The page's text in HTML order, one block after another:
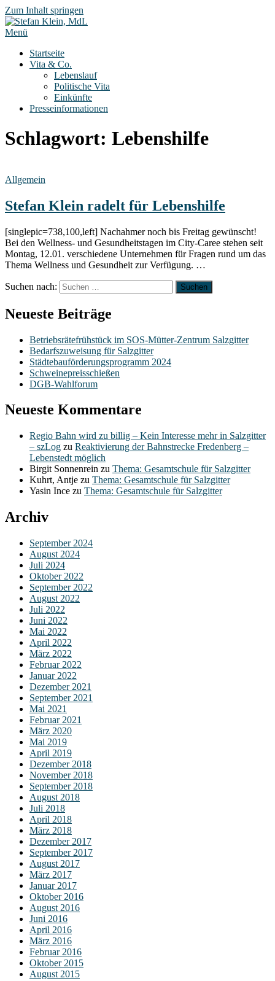
Zum Inhalt springen
Menü
Startseite
Vita & Co.
Lebenslauf
Politische Vita
Einkünfte
Presseinformationen
Schlagwort: Lebenshilfe
Allgemein
Stefan Klein radelt für Lebenshilfe
[singlepic=738,100,left] Nachahmer noch bis Freitag gewünscht!
Bei den Wellness- und Gesundheitstagen im City-Caree stehen seit
Montag, 12.01. verschiedene Unternehmen für Fragen rund um das
Thema Wellness und Gesundheit zur Verfügung. …
Suchen nach:
Neueste Beiträge
Betriebsrätefrühstück im SOS-Mütter-Zentrum Salzgitter
Bedarfszuweisung für Salzgitter
Städtebauförderungsprogramm 2024
Schweinepreisschießen
DGB-Wahlforum
Neueste Kommentare
Regio Bahn wird zu billig – Kein Interesse mehr in Salzgitter
– szLog zu Reaktivierung der Bahnstrecke Fredenberg –
Lebenstedt möglich
Birgit Sonnenrein zu Thema: Gesamtschule für Salzgitter
Kuhrt, Antje zu Thema: Gesamtschule für Salzgitter
Yasin Ince zu Thema: Gesamtschule für Salzgitter
Archiv
September 2024
August 2024
Juli 2024
Oktober 2022
September 2022
August 2022
Juli 2022
Juni 2022
Mai 2022
April 2022
März 2022
Februar 2022
Januar 2022
Dezember 2021
September 2021
Mai 2021
Februar 2021
März 2020
Mai 2019
April 2019
Dezember 2018
November 2018
September 2018
August 2018
Juli 2018
April 2018
März 2018
Dezember 2017
September 2017
August 2017
März 2017
Januar 2017
Oktober 2016
August 2016
Juni 2016
April 2016
März 2016
Februar 2016
Oktober 2015
August 2015